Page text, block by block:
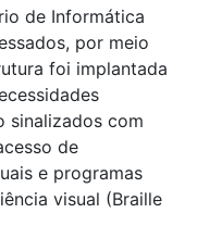
de Informática
por meio
foi implantada
sinalizados com
de
e programas
visual (Braille